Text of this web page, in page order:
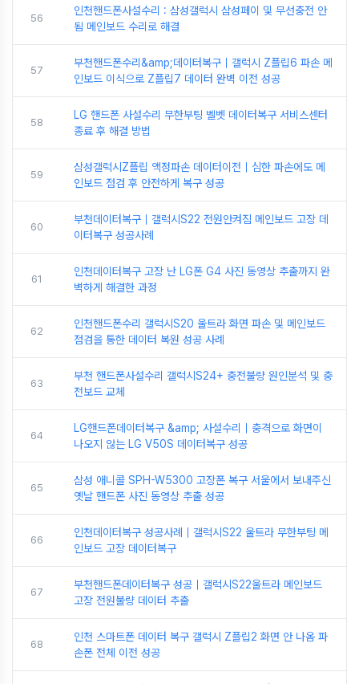
56
인천핸드폰사설수리 : 삼성갤럭시 삼성페이 및 무선충전 안
됨 메인보드 수리로 해결
57
부천핸드폰수리&amp;데이터복구｜갤럭시 Z플립6 파손 메
인보드 이식으로 Z플립7 데이터 완벽 이전 성공
58
LG 핸드폰 사설수리 무한부팅 벨벳 데이터복구 서비스센터
종료 후 해결 방법
59
삼성갤럭시Z플립 액정파손 데이터이전｜심한 파손에도 메
인보드 점검 후 안전하게 복구 성공
60
부천데이터복구｜갤럭시S22 전원안켜짐 메인보드 고장 데
이터복구 성공사례
61
인천데이터복구 고장 난 LG폰 G4 사진 동영상 추출까지 완
벽하게 해결한 과정
62
인천핸드폰수리 갤럭시S20 울트라 화면 파손 및 메인보드
점검을 통한 데이터 복원 성공 사례
63
부천 핸드폰사설수리 갤럭시S24+ 충전불량 원인분석 및 충
전보드 교체
64
LG핸드폰데이터복구 &amp; 사설수리｜충격으로 화면이
나오지 않는 LG V50S 데이터복구 성공
65
삼성 애니콜 SPH-W5300 고장폰 복구 서울에서 보내주신
옛날 핸드폰 사진 동영상 추출 성공
66
인천데이터복구 성공사례｜갤럭시S22 울트라 무한부팅 메
인보드 고장 데이터복구
67
부천핸드폰데이터복구 성공｜갤럭시S22울트라 메인보드
고장 전원불량 데이터 추출
68
인천 스마트폰 데이터 복구 갤럭시 Z플립2 화면 안 나옴 파
손폰 전체 이전 성공